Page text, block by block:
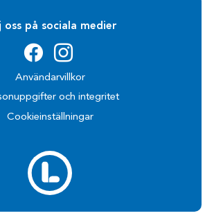
oss på sociala medier
Användarvillkor
och integritet
Cookieinställningar